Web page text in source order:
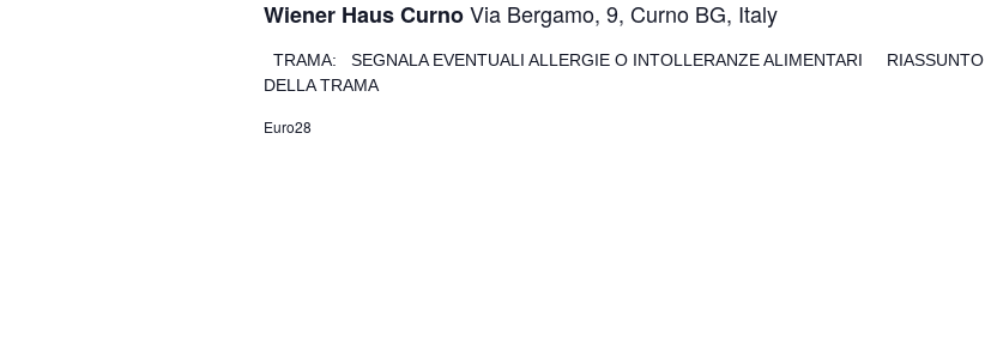
Wiener Haus CurnoVia Bergamo, 9, Curno BG, Italy
TRAMA: SEGNALA EVENTUALI ALLERGIE O INTOLLERANZE ALIMENTARI RIASSUNTO
DELLA TRAMA
Euro28